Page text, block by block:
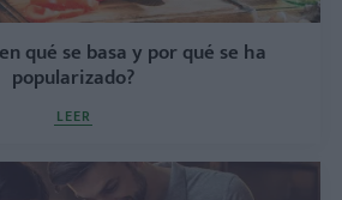
qué se basa y por qué se ha
popularizado?
LEER